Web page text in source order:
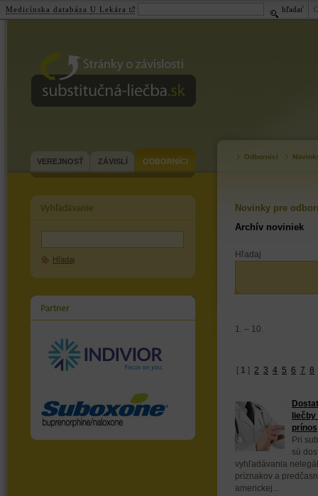
substitučná-liečba.sk
VEREJNOSŤ ZÁVISLÍ ODBORNÍCI
Hľadaj
Odborníci
Novinky pre
Archív noviniek
Hľadaj
1. – 10.
[ 1 ] 2 3 4 5 6 7 8
liečby
prínos
Pri
sú
vyhľadávania
príznakov a
americkej...
Medicínska databáza U Lekára hľadať